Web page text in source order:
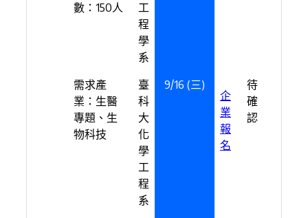
數：150人
工
程
學
系
需求產
業：生醫
專題、生
物科技
臺
科
大
化
學
工
程
系
9/16 (三)
企
業
報
名
待
確
認